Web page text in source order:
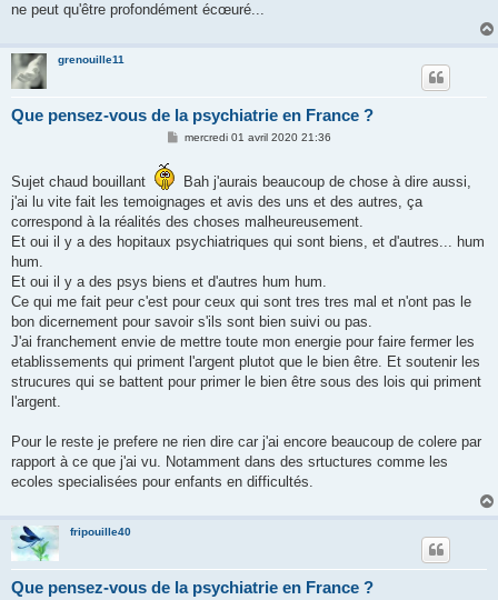
ne peut qu'être profondément écœuré...
grenouille11
Que pensez-vous de la psychiatrie en France ?
M
s
a
g
mercredi 01 avril 2020 21:36
Sujet chaud bouillant
Bah j'aurais beaucoup de chose à dire aussi,
j'ai lu vite fait les temoignages et avis des uns et des autres, ça
correspond à la réalités des choses malheureusement.
Et oui il y a des hopitaux psychiatriques qui sont biens, et d'autres... hum
hum.
Et oui il y a des psys biens et d'autres hum hum.
Ce qui me fait peur c'est pour ceux qui sont tres tres mal et n'ont pas le
bon dicernement pour savoir s'ils sont bien suivi ou pas.
J'ai franchement envie de mettre toute mon energie pour faire fermer les
etablissements qui priment l'argent plutot que le bien être. Et soutenir les
strucures qui se battent pour primer le bien être sous des lois qui priment
l'argent.
Pour le reste je prefere ne rien dire car j'ai encore beaucoup de colere par
rapport à ce que j'ai vu. Notamment dans des srtuctures comme les
ecoles specialisées pour enfants en difficultés.
fripouille40
Que pensez-vous de la psychiatrie en France ?